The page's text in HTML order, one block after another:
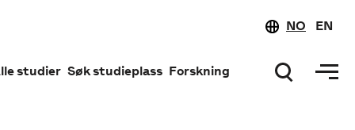
NO EN
studier Søk studieplass Forskning